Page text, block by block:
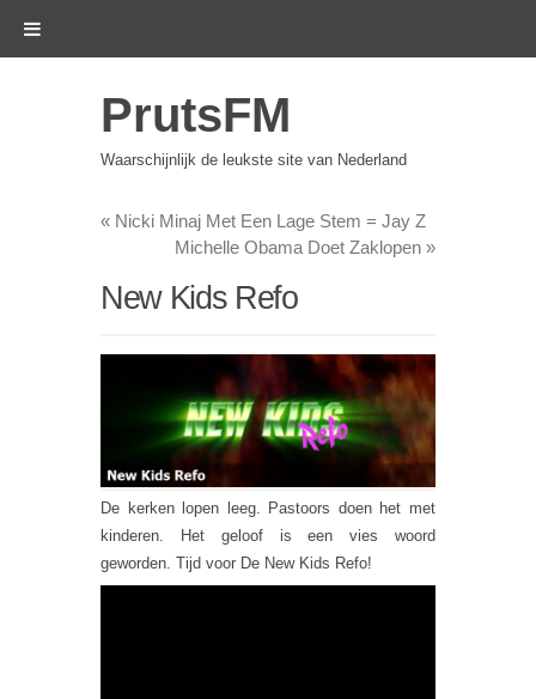
PrutsFM
Waarschijnlijk de leukste site van Nederland
« Nicki Minaj Met Een Lage Stem = Jay Z
Michelle Obama Doet Zaklopen »
New Kids Refo
De kerken lopen leeg. Pastoors doen het met
kinderen. Het geloof is een vies woord
geworden. Tijd voor De New Kids Refo!